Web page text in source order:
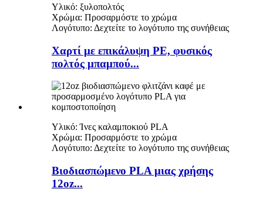
Υλικό: ξυλοπολτός
Χρώμα: Προσαρμόστε το χρώμα
Λογότυπο: Δεχτείτε το λογότυπο της συνήθειας
Χαρτί με επικάλυψη PE, φυσικός
πολτός μπαμπού...
Υλικό: Ίνες καλαμποκιού PLA
Χρώμα: Προσαρμόστε το χρώμα
Λογότυπο: Δεχτείτε το λογότυπο της συνήθειας
Βιοδιασπώμενο PLA μιας χρήσης
12oz...